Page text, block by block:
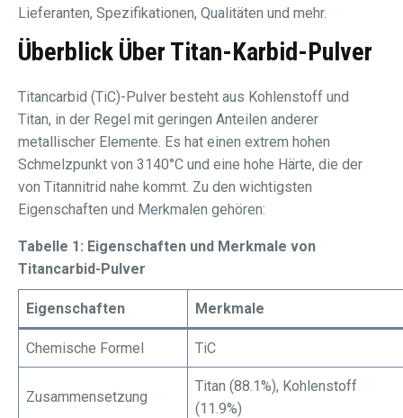
Lieferanten, Spezifikationen, Qualitäten und mehr.
Überblick Über Titan-Karbid-Pulver
Titancarbid (TiC)-Pulver besteht aus Kohlenstoff und
Titan, in der Regel mit geringen Anteilen anderer
metallischer Elemente. Es hat einen extrem hohen
Schmelzpunkt von 3140°C und eine hohe Härte, die der
von Titannitrid nahe kommt. Zu den wichtigsten
Eigenschaften und Merkmalen gehören:
Tabelle 1: Eigenschaften und Merkmale von
Titancarbid-Pulver
Eigenschaften Merkmale
Chemische Formel TiC
Zusammensetzung
Titan (88.1%), Kohlenstoff
(11.9%)